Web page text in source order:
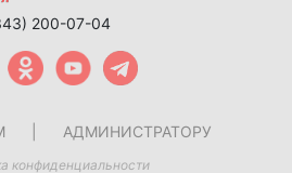
200-07-04
АДМИНИСТРАТОРУ
конфиденциальности